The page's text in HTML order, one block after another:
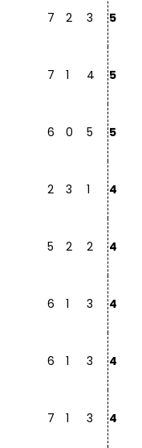
7 2 3 5
7 1 4 5
6 0 5 5
2 3 1 4
5 2 2 4
6 1 3 4
6 1 3 4
7 1 3 4